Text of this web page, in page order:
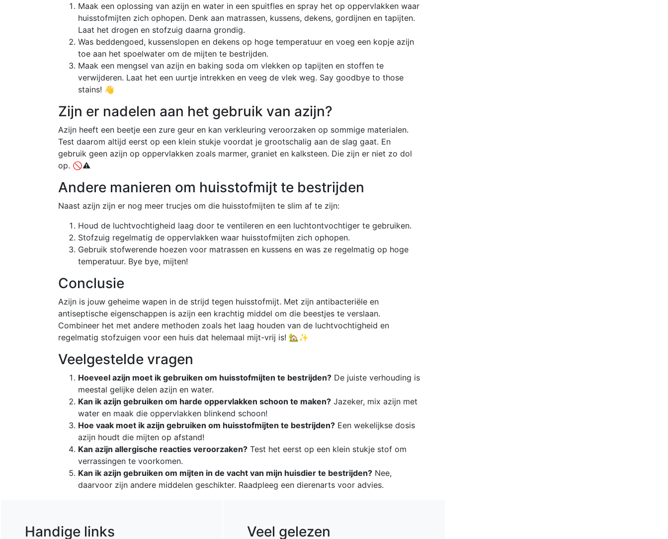
Maak een oplossing van azijn en water in een spuitfles en spray het op oppervlakken waar
huisstofmijten zich ophopen. Denk aan matrassen, kussens, dekens, gordijnen en tapijten.
Laat het drogen en stofzuig daarna grondig.
Was beddengoed, kussenslopen en dekens op hoge temperatuur en voeg een kopje azijn
toe aan het spoelwater om de mijten te bestrijden.
Maak een mengsel van azijn en baking soda om vlekken op tapijten en stoffen te
verwijderen. Laat het een uurtje intrekken en veeg de vlek weg. Say goodbye to those
stains! 👋
Zijn er nadelen aan het gebruik van azijn?
Azijn heeft een beetje een zure geur en kan verkleuring veroorzaken op sommige materialen.
Test daarom altijd eerst op een klein stukje voordat je grootschalig aan de slag gaat. En
gebruik geen azijn op oppervlakken zoals marmer, graniet en kalksteen. Die zijn er niet zo dol
op. 🚫⚠️
Andere manieren om huisstofmijt te bestrijden
Naast azijn zijn er nog meer trucjes om die huisstofmijten te slim af te zijn:
Houd de luchtvochtigheid laag door te ventileren en een luchtontvochtiger te gebruiken.
Stofzuig regelmatig de oppervlakken waar huisstofmijten zich ophopen.
Gebruik stofwerende hoezen voor matrassen en kussens en was ze regelmatig op hoge
temperatuur. Bye bye, mijten!
Conclusie
Azijn is jouw geheime wapen in de strijd tegen huisstofmijt. Met zijn antibacteriële en
antiseptische eigenschappen is azijn een krachtig middel om die beestjes te verslaan.
Combineer het met andere methoden zoals het laag houden van de luchtvochtigheid en
regelmatig stofzuigen voor een huis dat helemaal mijt-vrij is! 🏡✨
Veelgestelde vragen
Hoeveel azijn moet ik gebruiken om huisstofmijten te bestrijden? De juiste verhouding is
meestal gelijke delen azijn en water.
Kan ik azijn gebruiken om harde oppervlakken schoon te maken? Jazeker, mix azijn met
water en maak die oppervlakken blinkend schoon!
Hoe vaak moet ik azijn gebruiken om huisstofmijten te bestrijden? Een wekelijkse dosis
azijn houdt die mijten op afstand!
Kan azijn allergische reacties veroorzaken? Test het eerst op een klein stukje stof om
verrassingen te voorkomen.
Kan ik azijn gebruiken om mijten in de vacht van mijn huisdier te bestrijden? Nee,
daarvoor zijn andere middelen geschikter. Raadpleeg een dierenarts voor advies.
Handige links Veel gelezen